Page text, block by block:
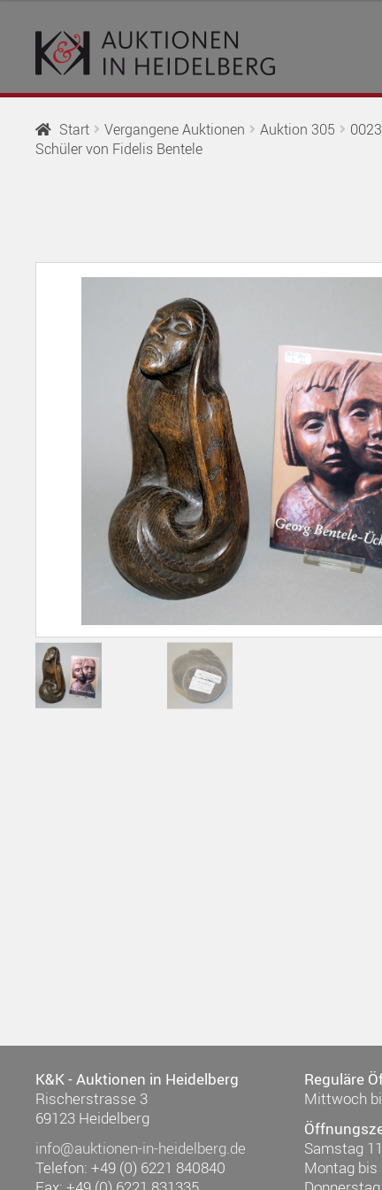
Navigation
springen
zum
Inhalt
Start Vergangene Auktionen Auktion 305
Schüler von Fidelis Bentele
K&K - Auktionen in Heidelberg
Rischerstrasse 3
69123 Heidelberg
info@auktionen-in-heidelberg.de
Telefon: +49 (0) 6221 840840
Reguläre
Mittwoch
Samstag
Montag